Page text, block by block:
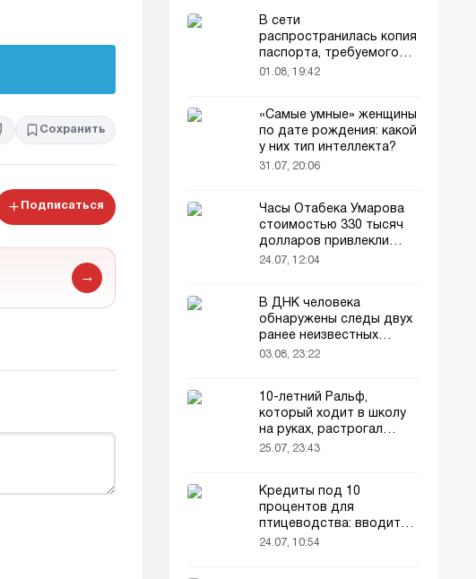
Сохранить
Подписаться
→
В сети
распространилась копия
паспорта, требуемого
для домашних животных
01.08, 19:42
«Самые умные» женщины
по дате рождения: какой
у них тип интеллекта?
31.07, 20:06
Часы Отабека Умарова
стоимостью 330 тысяч
долларов привлекли
всеобщее внимание в
24.07, 12:04
В ДНК человека
обнаружены следы двух
ранее неизвестных
предков
03.08, 23:22
10-летний Ральф,
который ходит в школу
на руках, растрогал
пользователей соцсетей
25.07, 23:43
Кредиты под 10
процентов для
птицеводства: вводится
новый порядок
24.07, 10:54